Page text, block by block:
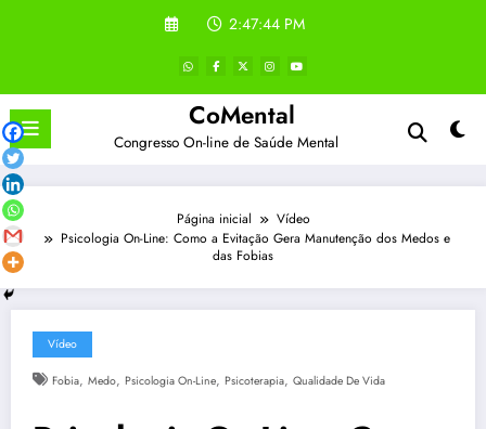
2:47:45 PM
CoMental
Congresso On-line de Saúde Mental
Página inicial
Vídeo
Psicologia On-Line: Como a Evitação Gera Manutenção dos Medos e
das Fobias
Vídeo
Fobia, Medo, Psicologia On-Line, Psicoterapia, Qualidade De Vida